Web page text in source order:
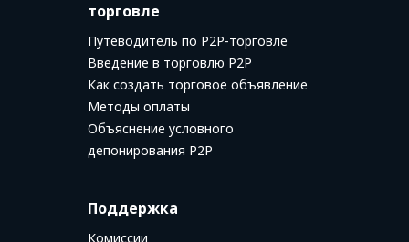
торговле
Путеводитель по P2P-торговле
Введение в торговлю P2P
Как создать торговое объявление
Методы оплаты
Объяснение условного
депонирования P2P
Поддержка
Комиссии